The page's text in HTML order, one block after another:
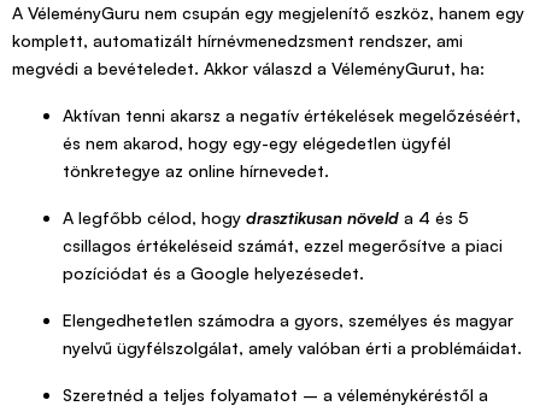
A VéleményGuru nem csupán egy megjelenítő eszköz, hanem egy
komplett, automatizált hírnévmenedzsment rendszer, ami
megvédi a bevételedet. Akkor válaszd a VéleményGurut, ha:
Aktívan tenni akarsz a negatív értékelések megelőzéséért,
és nem akarod, hogy egy-egy elégedetlen ügyfél
tönkretegye az online hírnevedet.
A legfőbb célod, hogy drasztikusan növeld a 4 és 5
csillagos értékeléseid számát, ezzel megerősítve a piaci
pozíciódat és a Google helyezésedet.
Elengedhetetlen számodra a gyors, személyes és magyar
nyelvű ügyfélszolgálat, amely valóban érti a problémáidat.
Szeretnéd a teljes folyamatot – a véleménykéréstől a